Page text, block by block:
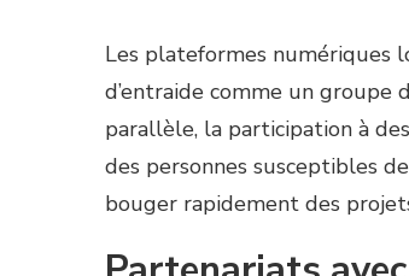
Les plateformes numériques
d’entraide comme un groupe
parallèle, la participation à
des personnes susceptibles
bouger rapidement des